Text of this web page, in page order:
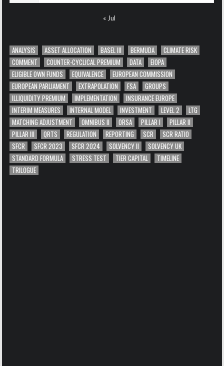
« Jul
ANALYSIS ASSET ALLOCATION BASEL III BERMUDA
CLIMATE RISK
COMMENT
COUNTER-CYCLICAL PREMIUM DATA
EIOPA
ELIGIBLE OWN FUNDS
EQUIVALENCE
EUROPEAN COMMISSION
EUROPEAN PARLIAMENT
EXTRAPOLATION FSA
GROUPS
ILLIQUIDITY PREMIUM
IMPLEMENTATION
INSURANCE EUROPE
INTERIM MEASURES
INTERNAL MODEL INVESTMENT LEVEL 2
LTG
MATCHING ADJUSTMENT
OMNIBUS II ORSA PILLAR I
PILLAR II
PILLAR III
QRTS REGULATION REPORTING SCR
SCR RATIO
SFCR
SFCR 2023 SFCR 2024 SOLVENCY II
SOLVENCY UK
STANDARD FORMULA
STRESS TEST TIER CAPITAL
TIMELINE
TRILOGUE